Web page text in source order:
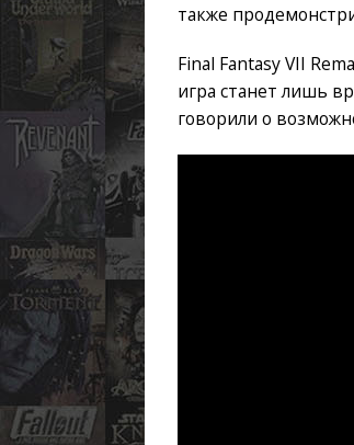
также
Final Fantasy VII
игра станет лишь
говорили о